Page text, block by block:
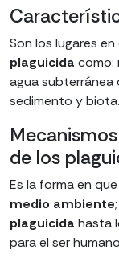
Son los lugares
plaguicida como:
agua subterránea
sedimento y biota.
de los
Es la forma en
medio ambiente
plaguicida hasta
para el ser